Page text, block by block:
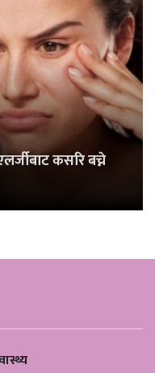
कसरि बच्ने